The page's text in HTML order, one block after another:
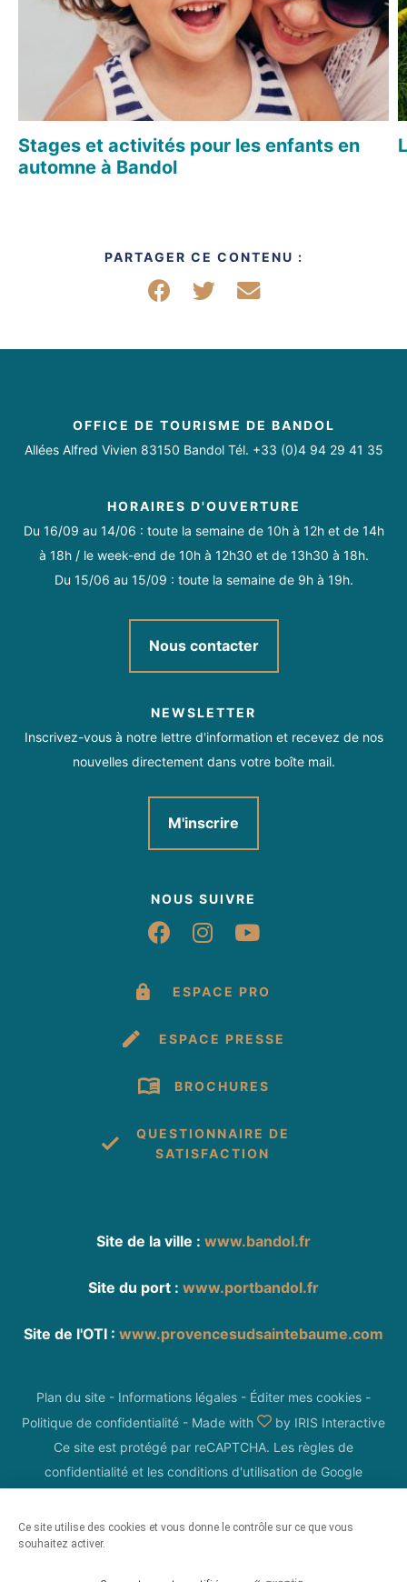
Stages et activités pour les enfants en
automne à Bandol
PARTAGER CE CONTENU :
Partager sur Facebook
Partager sur Twitter
Partager par mail
OFFICE DE TOURISME DE BANDOL
Allées Alfred Vivien 83150 Bandol Tél. +33 (0)4 94 29 41 35
HORAIRES D'OUVERTURE
Du 16/09 au 14/06 : toute la semaine de 10h à 12h et de 14h
à 18h / le week-end de 10h à 12h30 et de 13h30 à 18h.
Du 15/06 au 15/09 : toute la semaine de 9h à 19h.
Nous contacter
NEWSLETTER
Inscrivez-vous à notre lettre d'information et recevez de nos
nouvelles directement dans votre boîte mail.
M'inscrire
NOUS SUIVRE
Suivez-nous sur
Suivez-nous sur
Suivez-nous
ESPACE PRO
ESPACE PRESSE
BROCHURES
QUESTIONNAIRE DE
SATISFACTION
Site de la ville : www.bandol.fr
Site du port : www.portbandol.fr
Site de l'OTI : www.provencesudsaintebaume.com
Plan du site - Informations légales - Éditer mes cookies -
Politique de confidentialité - Made with by IRIS Interactive
Ce site est protégé par reCAPTCHA. Les règles de
confidentialité et les conditions d'utilisation de Google
Ce site utilise des cookies et vous donne le contrôle sur ce que vous
souhaitez activer.